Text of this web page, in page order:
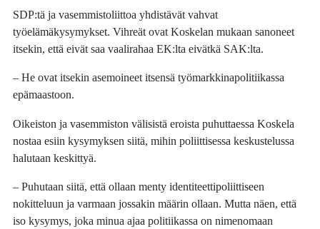
SDP:tä ja vasemmistoliittoa yhdistävät vahvat
työelämäkysymykset. Vihreät ovat Koskelan mukaan sanoneet
itsekin, että eivät saa vaalirahaa EK:lta eivätkä SAK:lta.
– He ovat itsekin asemoineet itsensä työmarkkinapolitiikassa
epämaastoon.
Oikeiston ja vasemmiston välisistä eroista puhuttaessa Koskela
nostaa esiin kysymyksen siitä, mihin poliittisessa keskustelussa
halutaan keskittyä.
– Puhutaan siitä, että ollaan menty identiteettipoliittiseen
nokitteluun ja varmaan jossakin määrin ollaan. Mutta näen, että
iso kysymys, joka minua ajaa politiikassa on nimenomaan